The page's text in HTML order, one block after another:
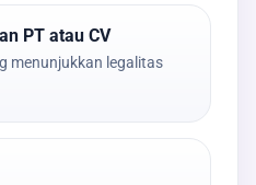
PT atau CV
menunjukkan legalitas